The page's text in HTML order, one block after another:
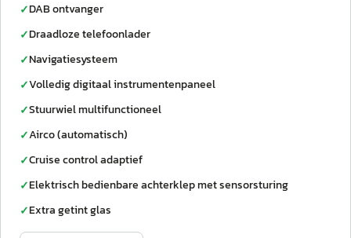
✓DAB ontvanger
✓Draadloze telefoonlader
✓Navigatiesysteem
✓Volledig digitaal instrumentenpaneel
✓Stuurwiel multifunctioneel
✓Airco (automatisch)
✓Cruise control adaptief
✓Elektrisch bedienbare achterklep met sensorsturing
✓Extra getint glas